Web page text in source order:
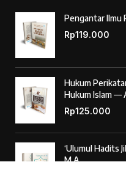
Pengantar Ilmu
Rp119.000
Hukum
Hukum Islam —
Rp125.000
‘Ulumul Hadits
M.A.